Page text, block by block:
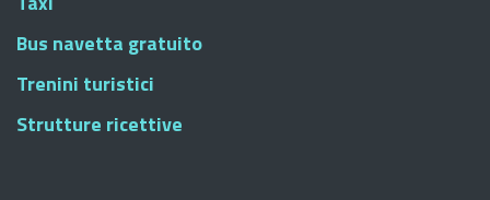
Bus navetta gratuito
Trenini turistici
Strutture ricettive